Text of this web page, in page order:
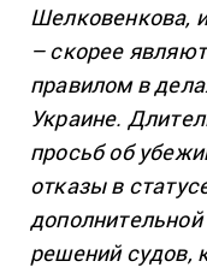
Шелковенкова,
– скорее
правилом в
Украине.
просьб об
отказы в
решений судов,